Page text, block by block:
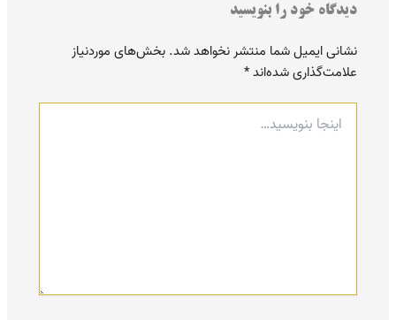
دیدگاه‌ خود را بنویسید
نشانی ایمیل شما منتشر نخواهد شد. بخش‌های موردنیاز
علامت‌گذاری شده‌اند*
اینجا
بنویسید…